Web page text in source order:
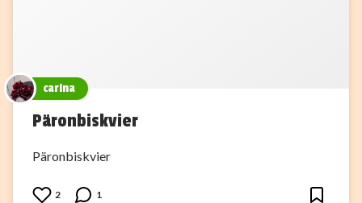
carina
Päronbiskvier
Päronbiskvier
2 1